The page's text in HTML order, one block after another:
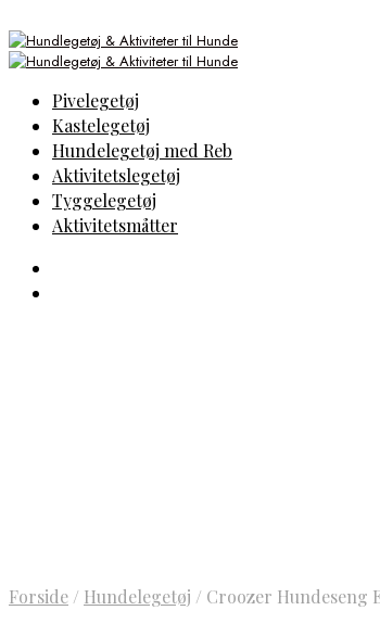
Pivelegetøj
Kastelegetøj
Hundelegetøj med Reb
Aktivitetslegetøj
Tyggelegetøj
Aktivitetsmåtter
Forside / Hundelegetøj / Croozer Hundeseng